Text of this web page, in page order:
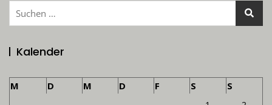
Suchen
Kalender
M D M D F S S